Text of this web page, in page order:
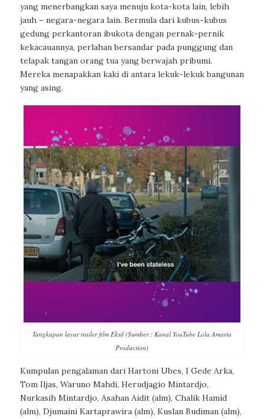
yang menerbangkan saya menuju kota-kota lain, lebih
jauh – negara-negara lain. Bermula dari kubus-kubus
gedung perkantoran ibukota dengan pernak-pernik
kekacauannya, perlahan bersandar pada punggung dan
telapak tangan orang tua yang berwajah pribumi.
Mereka menapakkan kaki di antara lekuk-lekuk bangunan
yang asing.
Tangkapan layar trailer film Eksil (Sumber : Kanal YouTube Lola Amaria
Production)
Kumpulan pengalaman dari Hartoni Ubes, I Gede Arka,
Tom Iljas, Waruno Mahdi, Herudjagio Mintardjo,
Nurkasih Mintardjo, Asahan Aidit (alm), Chalik Hamid
(alm), Djumaini Kartaprawira (alm), Kuslan Budiman (alm),